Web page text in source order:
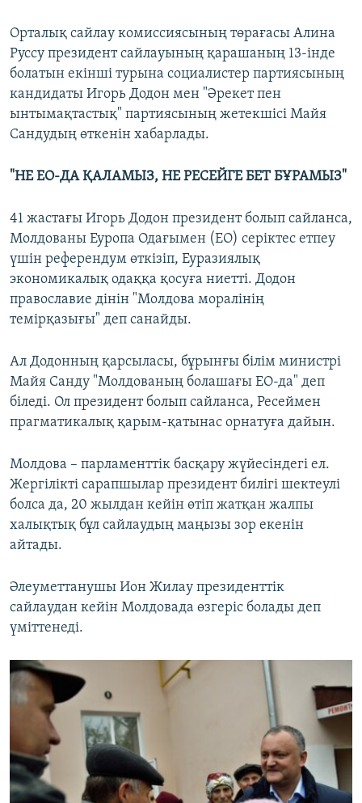
Орталық сайлау комиссиясының төрағасы Алина
Руссу президент сайлауының қарашаның 13-інде
болатын екінші турына социалистер партиясының
кандидаты Игорь Додон мен "Әрекет пен
ынтымақтастық" партиясының жетекшісі Майя
Сандудың өткенін хабарлады.
"НЕ ЕО-ДА ҚАЛАМЫЗ, НЕ РЕСЕЙГЕ БЕТ БҰРАМЫЗ"
41 жастағы Игорь Додон президент болып сайланса,
Молдованы Еуропа Одағымен (ЕО) серіктес етпеу
үшін референдум өткізіп, Еуразиялық
экономикалық одаққа қосуға ниетті. Додон
православие дінін "Молдова моралінің
темірқазығы" деп санайды.
Ал Додонның қарсыласы, бұрынғы білім министрі
Майя Санду "Молдованың болашағы ЕО-да" деп
біледі. Ол президент болып сайланса, Ресеймен
прагматикалық қарым-қатынас орнатуға дайын.
Молдова – парламенттік басқару жүйесіндегі ел.
Жергілікті сарапшылар президент билігі шектеулі
болса да, 20 жылдан кейін өтіп жатқан жалпы
халықтық бұл сайлаудың маңызы зор екенін
айтады.
Әлеуметтанушы Ион Жилау президенттік
сайлаудан кейін Молдовада өзгеріс болады деп
үміттенеді.